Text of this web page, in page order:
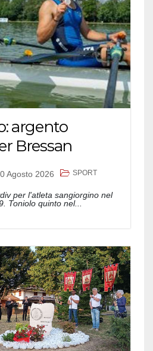
argento
Bressan
Agosto 2026 SPORT
per l'atleta sangiorgino nel
Toniolo quinto nel...